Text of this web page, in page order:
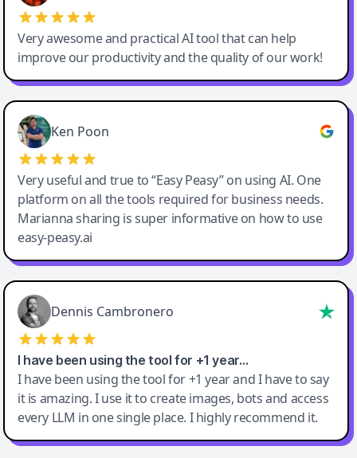
Very awesome and practical AI tool that can help
improve our productivity and the quality of our work!
Ken Poon
Very useful and true to “Easy Peasy” on using AI. One
platform on all the tools required for business needs.
Marianna sharing is super informative on how to use
easy-peasy.ai
Dennis Cambronero
I have been using the tool for +1 year…
I have been using the tool for +1 year and I have to say
it is amazing. I use it to create images, bots and access
every LLM in one single place. I highly recommend it.